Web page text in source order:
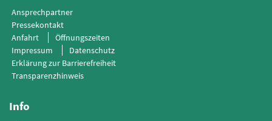
Ansprechpartner
Pressekontakt
Anfahrt
Öffnungszeiten
Impressum
Datenschutz
Erklärung zur Barrierefreiheit
Transparenzhinweis
Info